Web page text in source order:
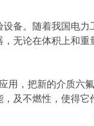
备。随着我国电
无论在体积上和
用，把新的介质六
及不燃性，使得